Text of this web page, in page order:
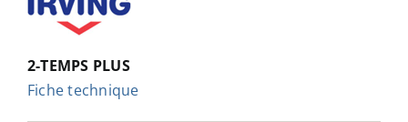
2-TEMPS PLUS
Fiche technique